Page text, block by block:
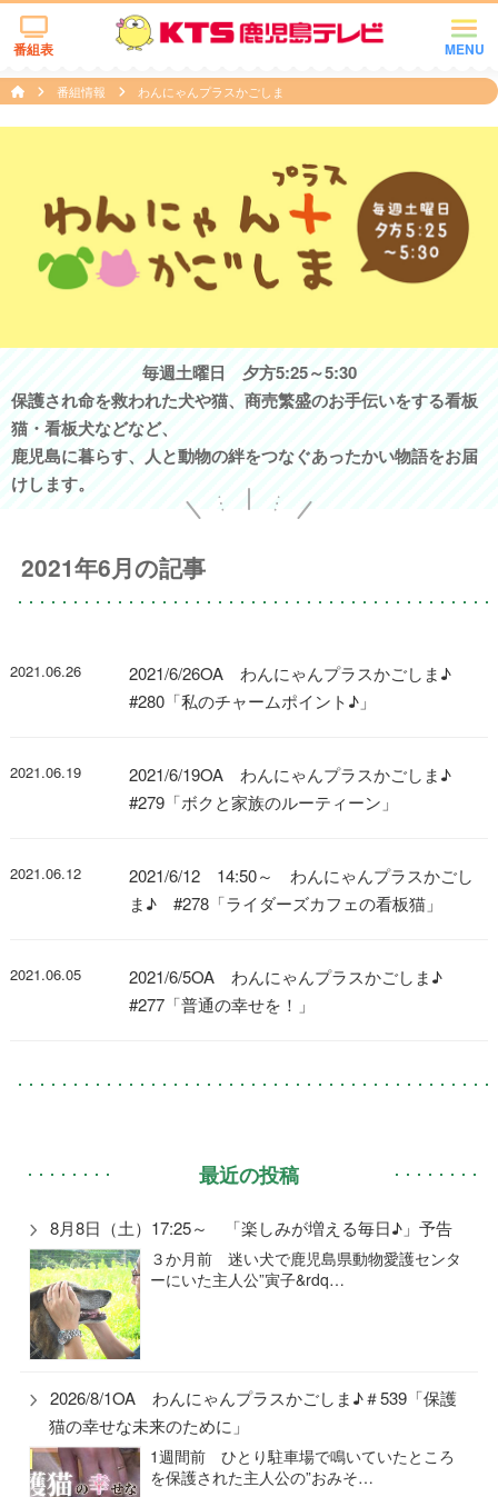
MENU
番組表
番組情報 わんにゃんプラスかごしま
毎週土曜日 夕方5:25～5:30
保護され命を救われた犬や猫、商売繁盛のお手伝いをする看板
猫・看板犬などなど、
鹿児島に暮らす、人と動物の絆をつなぐあったかい物語をお届
けします。
2021年6月の記事
2021.06.26
2021/6/26OA わんにゃんプラスかごしま♪
#280「私のチャームポイント♪」
2021.06.19
2021/6/19OA わんにゃんプラスかごしま♪
#279「ボクと家族のルーティーン」
2021.06.12
2021/6/12 14:50～ わんにゃんプラスかごし
ま♪ #278「ライダーズカフェの看板猫」
2021.06.05
2021/6/5OA わんにゃんプラスかごしま♪
#277「普通の幸せを！」
最近の投稿
8月8日（土）17:25～ 「楽しみが増える毎日♪」予告
３か月前 迷い犬で鹿児島県動物愛護センタ
ーにいた主人公”寅子&rdq…
2026/8/1OA わんにゃんプラスかごしま♪＃539「保護
猫の幸せな未来のために」
1週間前 ひとり駐車場で鳴いていたところ
を保護された主人公の”おみそ…